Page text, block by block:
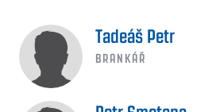
Tadeáš Petr
BRANKÁŘ